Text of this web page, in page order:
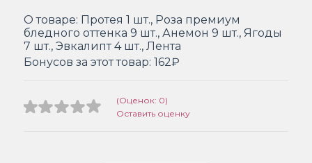
О товаре: Протея 1 шт., Роза премиум
бледного оттенка 9 шт., Анемон 9 шт., Ягоды
7 шт., Эвкалипт 4 шт., Лента
Бонусов за этот товар: 162₽
(Оценок: 0)
Оставить оценку